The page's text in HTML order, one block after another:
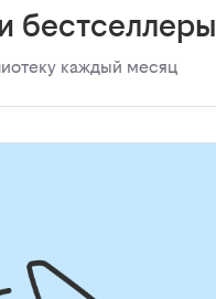
бестселлеры
каждый месяц